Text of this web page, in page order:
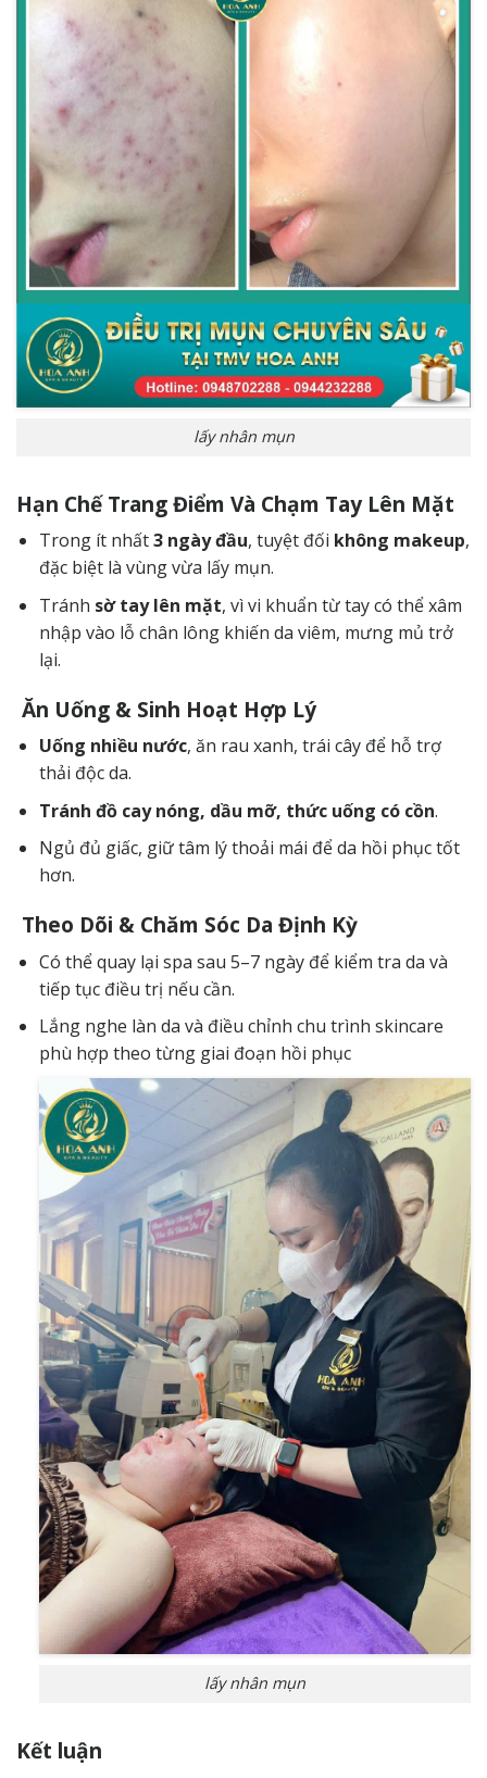
lấy nhân mụn
Hạn Chế Trang Điểm Và Chạm Tay Lên Mặt
Trong ít nhất3 ngày đầu, tuyệt đối không makeup,
đặc biệt là vùng vừa lấy mụn.
Tránh sờ tay lên mặt, vì vi khuẩn từ tay có thể xâm
nhập vào lỗ chân lông khiến da viêm, mưng mủ trở
lại.
Ăn Uống & Sinh Hoạt Hợp Lý
Uống nhiều nước, ăn rau xanh, trái cây để hỗ trợ
thải độc da.
Tránh đồ cay nóng, dầu mỡ, thức uống có cồn.
Ngủ đủ giấc, giữ tâm lý thoải mái để da hồi phục tốt
hơn.
Theo Dõi & Chăm Sóc Da Định Kỳ
Có thể quay lại spa sau 5–7 ngày để kiểm tra da và
tiếp tục điều trị nếu cần.
Lắng nghe làn da và điều chỉnh chu trình skincare
phù hợp theo từng giai đoạn hồi phục
lấy nhân mụn
Kết luận